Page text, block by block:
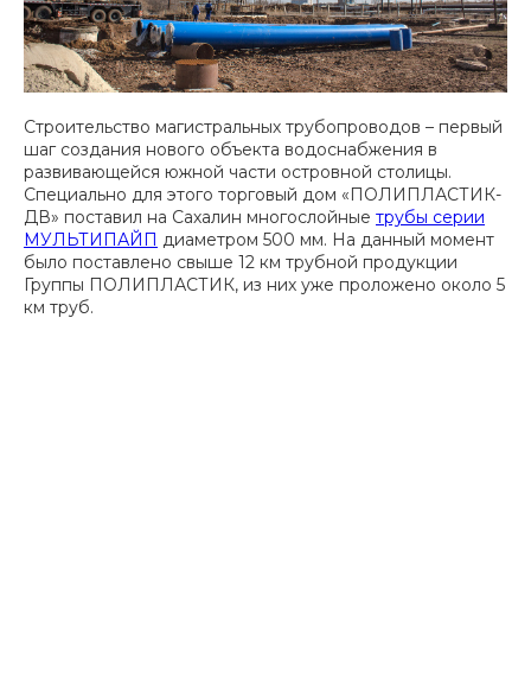
Строительство магистральных трубопроводов – первый
шаг создания нового объекта водоснабжения в
развивающейся южной части островной столицы.
Специально для этого торговый дом «ПОЛИПЛАСТИК-
ДВ» поставил на Сахалин многослойные трубы серии
МУЛЬТИПАЙП диаметром 500 мм. На данный момент
было поставлено свыше 12 км трубной продукции
Группы ПОЛИПЛАСТИК, из них уже проложено около 5
км труб.